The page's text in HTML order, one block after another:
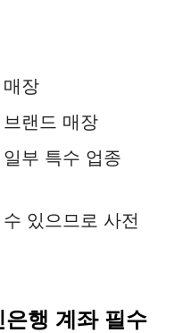
장
랜드 매장
부 특수 업종
있으므로 사전
행 계좌 필수